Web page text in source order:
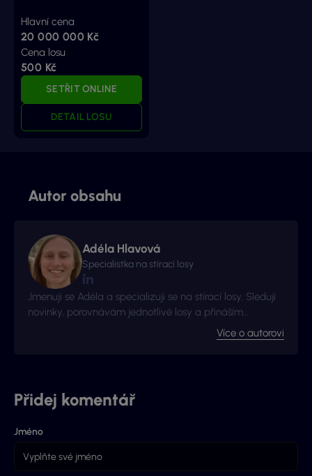
Hlavní cena
20 000 000 Kč
Cena losu
500 Kč
SETŘIT ONLINE
DETAIL LOSU
Autor obsahu
Adéla Hlavová
Specialistka na stírací losy
Jmenuji se Adéla a specializuji se na stírací losy. Sleduji
novinky, porovnávám jednotlivé losy a přináším
Více o autorovi
Přidej komentář
Jméno